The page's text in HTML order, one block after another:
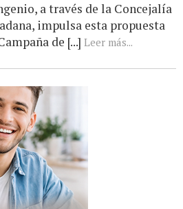
a través de la Concejalía
impulsa esta propuesta
de [...] Leer más...